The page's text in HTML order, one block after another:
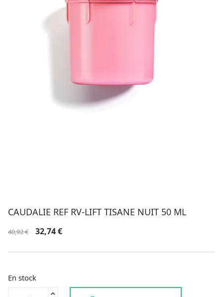
CAUDALIE REF RV-LIFT TISANE NUIT 50 ML
40,92€
Le
initial
32,74€Le
actuel
En stock